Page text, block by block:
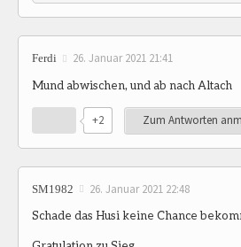
Ferdi 26. Januar 2021 21:41
Mund abwischen, und ab nach Altach
+2 Zum Antworten
SM1982 26. Januar 2021 22:48
Schade das Husi keine Chance